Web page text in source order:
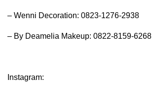
– Wenni Decoration: 0823-1276-2938
– By Deamelia Makeup: 0822-8159-6268
Instagram: